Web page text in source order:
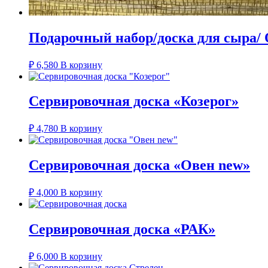
Подарочный набор/доска для сыра/
₽ 6,580 В корзину
Сервировочная доска «Козерог»
₽ 4,780 В корзину
Сервировочная доска «Овен new»
₽ 4,000 В корзину
Сервировочная доска «РАК»
₽ 6,000 В корзину